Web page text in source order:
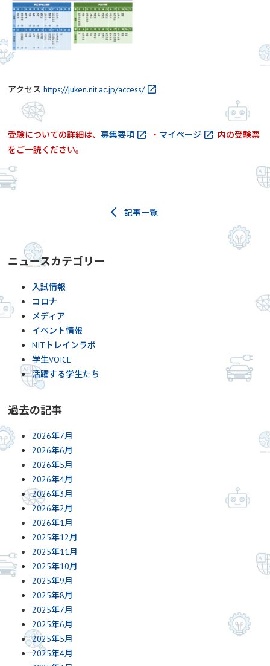
アクセス https://juken.nit.ac.jp/access/
受験についての詳細は、 募集要項 ・ マイページ
内の受験票
をご一読ください。
記事一覧
ニュースカテゴリー
入試情報
コロナ
メディア
イベント情報
NITトレインラボ
学生VOICE
活躍する学生たち
過去の記事
2026年7月
2026年6月
2026年5月
2026年4月
2026年3月
2026年2月
2026年1月
2025年12月
2025年11月
2025年10月
2025年9月
2025年8月
2025年7月
2025年6月
2025年5月
2025年4月